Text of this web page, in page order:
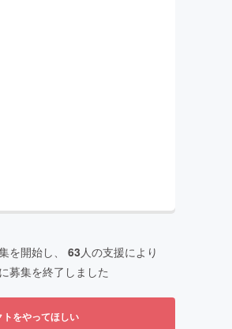
を開始し、 63人の支援により
に募集を終了しました
をやってほしい